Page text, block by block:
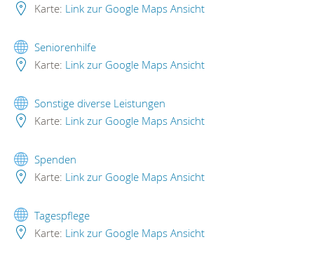
Karte: Link zur Google Maps Ansicht
Seniorenhilfe
Karte: Link zur Google Maps Ansicht
Sonstige diverse Leistungen
Karte: Link zur Google Maps Ansicht
Spenden
Karte: Link zur Google Maps Ansicht
Tagespflege
Karte: Link zur Google Maps Ansicht